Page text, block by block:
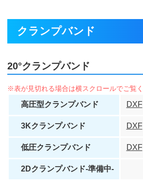
クランプバンド
20°クランプバンド
高圧型クランプバンド DXF
3Kクランプバンド DXF
低圧クランプバンド DXF
2Dクランプバンド-準備中-